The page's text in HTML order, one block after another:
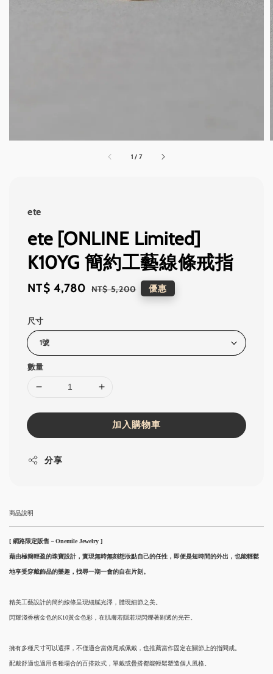
1 / 7
ete
ete [ONLINE Limited]
K10YG 簡約工藝線條戒指
Sale
NT$ 4,780 Regular
NT$ 5,200 優惠
尺寸
數量
加入購物車
分享
商品說明
[ 網路限定販售－Onemile Jewelry ]
藉由極簡輕盈的珠寶設計，實現無時無刻想妝點自己的任性，即便是短時間的外出，也能輕鬆
地享受穿戴飾品的樂趣，找尋一期一會的自在片刻。
精美工藝設計的簡約線條呈現細膩光澤，體現細節之美。
閃耀淺香檳金色的K10黃金色彩，在肌膚若隱若現閃爍著剔透的光芒。
擁有多種尺寸可以選擇，不僅適合當做尾戒佩戴，也推薦當作固定在關節上的指間戒。
配戴舒適也適用各種場合的百搭款式，單戴或疊搭都能輕鬆塑造個人風格。